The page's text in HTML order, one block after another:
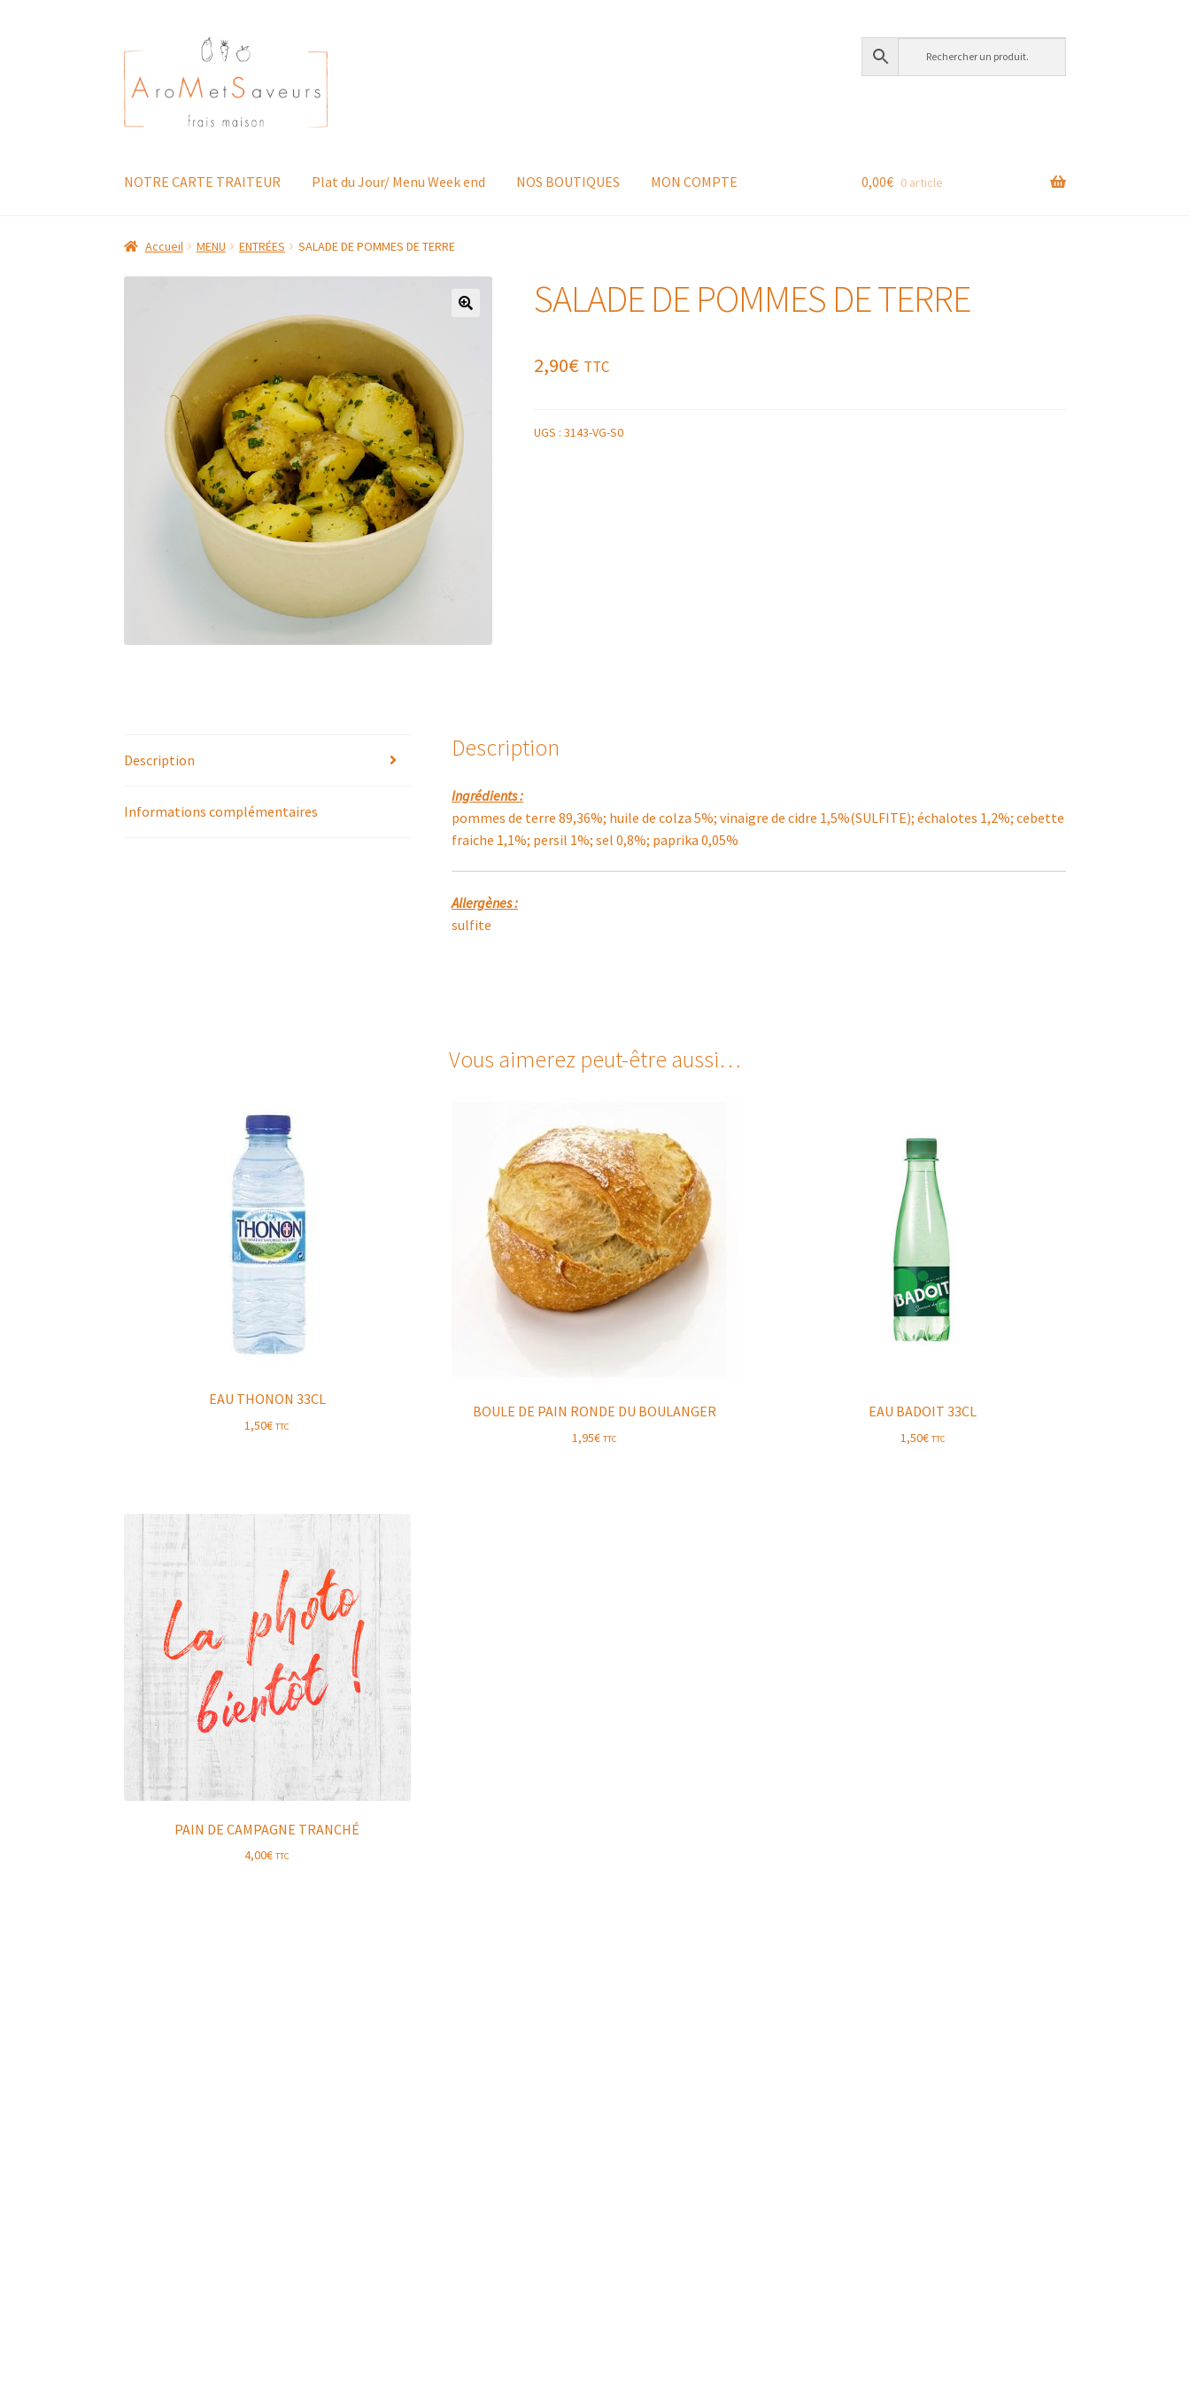
Aller
à
la
navigation
Aller
au
contenu
NOTRE CARTE TRAITEUR Plat du Jour/ Menu Week end NOS BOUTIQUES MON COMPTE 0,00€ 0 article
Accueil MENU ENTRÉES SALADE DE POMMES DE TERRE
SALADE DE POMMES DE TERRE
2,90€ TTC
UGS : 3143-VG-S0
Description
Informations complémentaires
Description
Ingrédients :
pommes de terre 89,36%; huile de colza 5%; vinaigre de cidre 1,5%(SULFITE); échalotes 1,2%; cebette
fraiche 1,1%; persil 1%; sel 0,8%; paprika 0,05%
Allergènes :
sulfite
Vous aimerez peut-être aussi…
EAU THONON 33CL
1,50€ TTC
BOULE DE PAIN RONDE DU BOULANGER
1,95€ TTC
EAU BADOIT 33CL
1,50€ TTC
PAIN DE CAMPAGNE TRANCHÉ
4,00€ TTC